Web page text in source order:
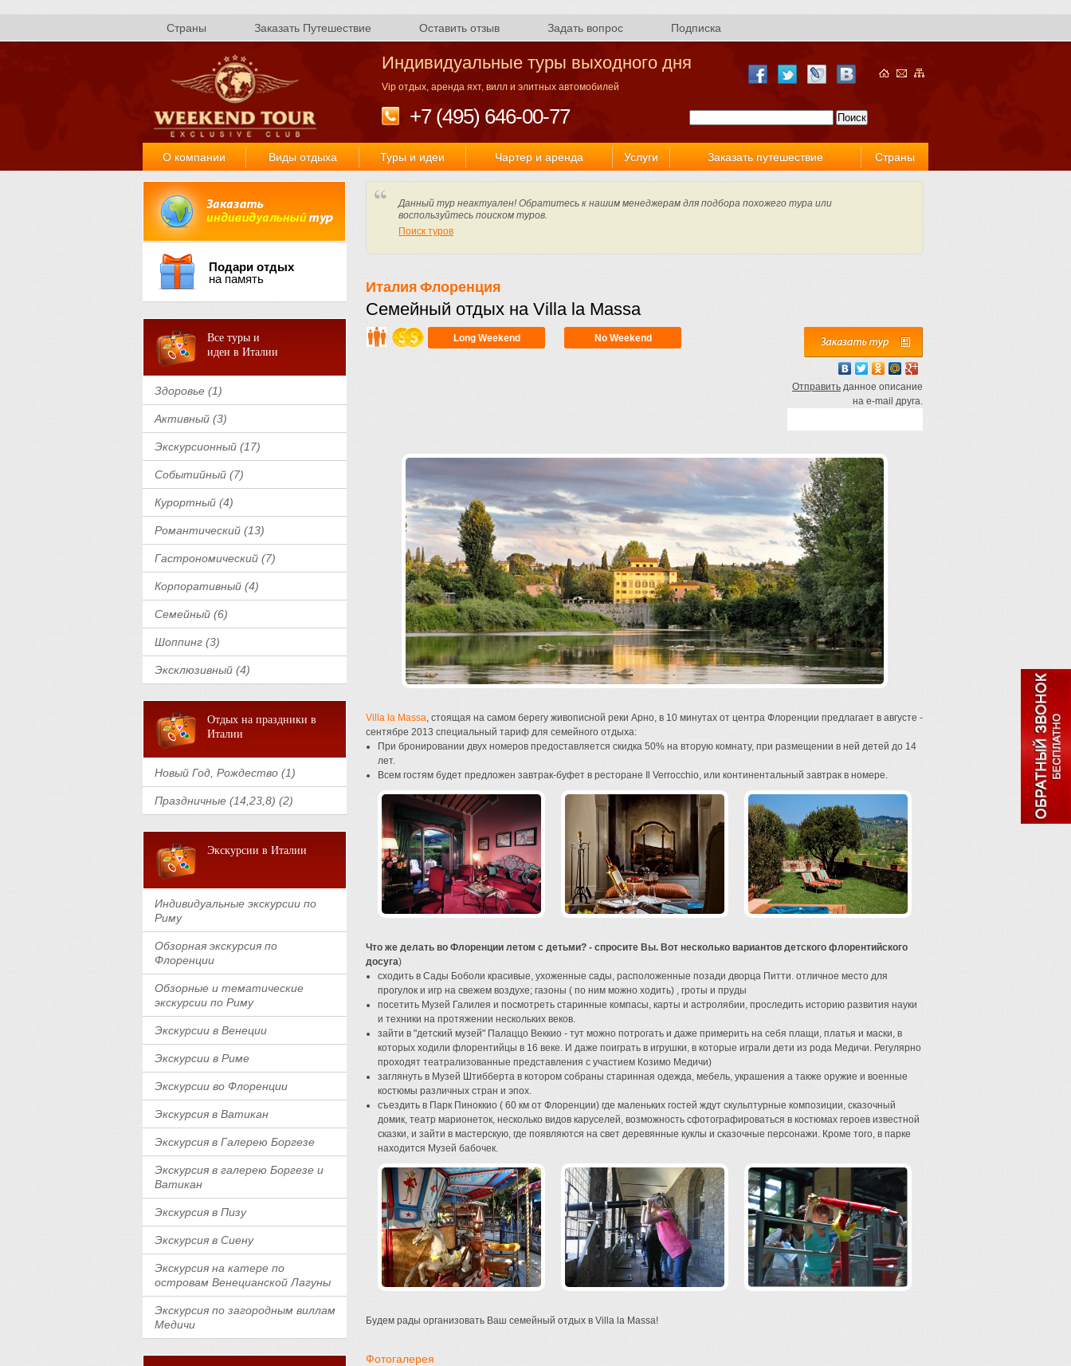
Страны Заказать Путешествие Оставить отзыв Задать вопрос Подписка
Индивидуальные туры выходного дня
Vip отдых, аренда яхт, вилл и элитных автомобилей
+7 (495) 646-00-77
О компании Виды отдыха Туры и идеи Чартер и аренда Услуги Заказать путешествие Страны
Подари отдых
на память
Все туры и
идеи в Италии
Здоровье (1)
Активный (3)
Экскурсионный (17)
Событийный (7)
Курортный (4)
Романтический (13)
Гастрономический (7)
Корпоративный (4)
Семейный (6)
Шоппинг (3)
Эксклюзивный (4)
Отдых на праздники в
Италии
Новый Год, Рождество (1)
Праздничные (14,23,8) (2)
Экскурсии в Италии
Индивидуальные экскурсии по
Риму
Обзорная экскурсия по
Флоренции
Обзорные и тематические
экскурсии по Риму
Экскурсии в Венеции
Экскурсии в Риме
Экскурсии во Флоренции
Экскурсия в Ватикан
Экскурсия в Галерею Боргезе
Экскурсия в галерею Боргезе и
Ватикан
Экскурсия в Пизу
Экскурсия в Сиену
Экскурсия на катере по
островам Венецианской Лагуны
Экскурсия по загородным виллам
Медичи
Данный тур неактуален! Обратитесь к нашим менеджерам для подбора похожего тура или
воспользуйтесь поиском туров.
Поиск туров
Италия Флоренция
Семейный отдых на Villa la Massa
Long Weekend No Weekend
Отправить данное описание
на e-mail друга.
Villa la Massa, стоящая на самом берегу живописной реки Арно, в 10 минутах от центра Флоренции предлагает в августе -
сентябре 2013 специальный тариф для семейного отдыха:
При бронировании двух номеров предоставляется скидка 50% на вторую комнату, при размещении в ней детей до 14
лет.
Всем гостям будет предложен завтрак-буфет в ресторане Il Verrocchio, или континентальный завтрак в номере.
Что же делать во Флоренции летом с детьми? - спросите Вы. Вот несколько вариантов детского флорентийского
досуга)
сходить в Сады Боболи красивые, ухоженные сады, расположенные позади дворца Питти. отличное место для
прогулок и игр на свежем воздухе; газоны ( по ним можно ходить) , гроты и пруды
посетить Музей Галилея и посмотреть старинные компасы, карты и астролябии, проследить историю развития науки
и техники на протяжении нескольких веков.
зайти в "детский музей" Палаццо Веккио - тут можно потрогать и даже примерить на себя плащи, платья и маски, в
которых ходили флорентийцы в 16 веке. И даже поиграть в игрушки, в которые играли дети из рода Медичи. Регулярно
проходят театрализованные представления с участием Козимо Медичи)
заглянуть в Музей Штибберта в котором собраны старинная одежда, мебель, украшения а также оружие и военные
костюмы различных стран и эпох.
съездить в Парк Пиноккио ( 60 км от Флоренции) где маленьких гостей ждут скульптурные композиции, сказочный
домик, театр марионеток, несколько видов каруселей, возможность сфотографироваться в костюмах героев известной
сказки, и зайти в мастерскую, где появляются на свет деревянные куклы и сказочные персонажи. Кроме того, в парке
находится Музей бабочек.
Будем рады организовать Ваш семейный отдых в Villa la Massa!
Фотогалерея